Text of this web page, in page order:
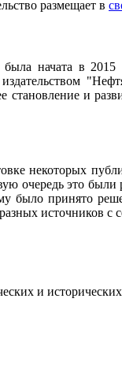
размещает в
была начата в
становление и
некоторых
очередь это были
было принято
источников с
и